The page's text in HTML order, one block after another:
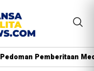
Pedoman Pemberitaan